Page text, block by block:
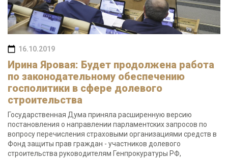
16.10.2019
Ирина Яровая: Будет продолжена работа
по законодательному обеспечению
госполитики в сфере долевого
строительства
Государственная Дума приняла расширенную версию
постановления о направлении парламентских запросов по
вопросу перечисления страховыми организациями средств в
Фонд защиты прав граждан - участников долевого
строительства руководителям Генпрокуратуры РФ,